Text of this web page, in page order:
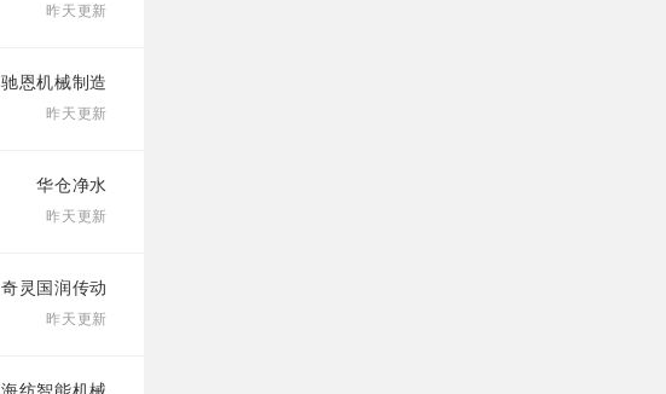
昨天更新
驰恩机械制造
昨天更新
华仓净水
昨天更新
奇灵国润传动
昨天更新